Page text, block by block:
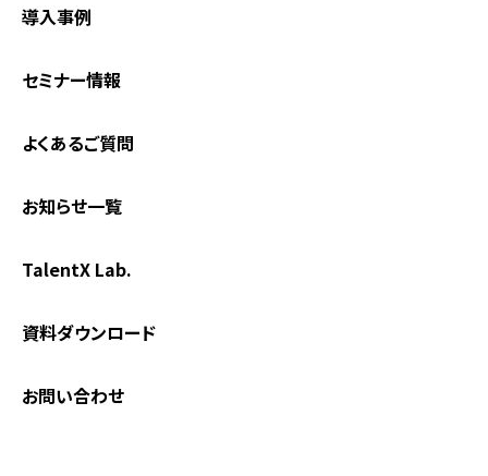
導入事例
セミナー情報
よくあるご質問
お知らせ一覧
TalentX Lab.
資料ダウンロード
お問い合わせ